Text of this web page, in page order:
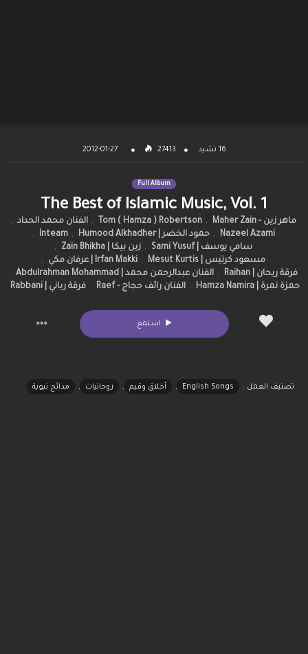
16 نشيد 27413
2012-01-27
Full Album
The Best of Islamic Music, Vol. 1
ماهر زين - Maher Zain ,
Tom ( Hamza ) Robertson
, الفنان محمد الحداد ,
Nazeel Azami
, حمود الخضر | Humood Alkhadher ,
Inteam
,
سامي يوسف | Sami Yusuf
, زين بيكا | Zain Bhikha
,
مسعود كرتيس | Mesut Kurtis
, Irfan Makki | عرفان مكي
,
فرقة ريحان | Raihan
, الفنان عبدالرحمن محمد | Abdulrahman Mohammad
,
حمزة نمرة | Hamza Namira
, الفنان رائف حجاج - Raef , فرقة رباني | Rabbani
استمع
تصنيف العمل : English Songs
, أخلاق وقيم , روحانيات , مدائح نبوية